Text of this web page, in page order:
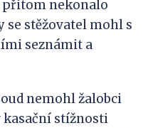
přitom nekonalo
se stěžovatel mohl s
seznámit a
nemohl žalobci
kasační stížnosti